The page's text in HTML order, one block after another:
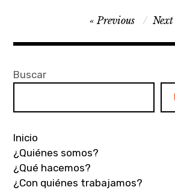
Navegación
de
Previous Next
Buscar
Inicio
¿Quiénes somos?
¿Qué hacemos?
¿Con quiénes trabajamos?